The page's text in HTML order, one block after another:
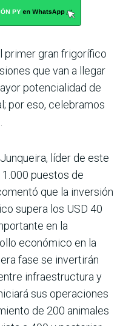
primer gran frigorífico
que van a llegar
potencialidad de
por eso, celebramos
líder de este
puestos de
que la inver­sión
supera los USD 40
en la
económico en la
fase se invertirán
infraestructura y
sus operaciones
de 200 animales